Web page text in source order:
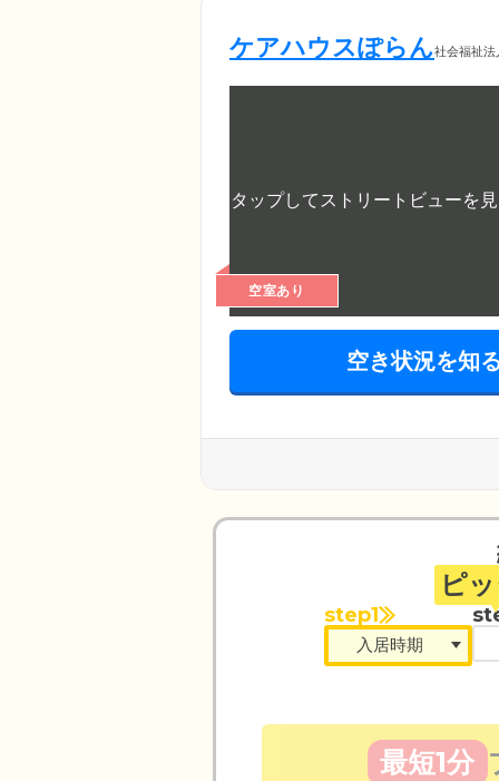
ケアハウスぽらん社会福祉法
空室あり
空き状況を知
ピ
step1
最短1分